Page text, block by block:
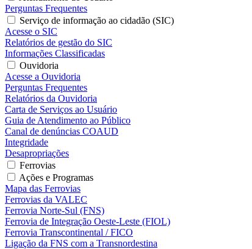
Perguntas Frequentes
Serviço de informação ao cidadão (SIC)
Acesse o SIC
Relatórios de gestão do SIC
Informações Classificadas
Ouvidoria
Acesse a Ouvidoria
Perguntas Frequentes
Relatórios da Ouvidoria
Carta de Serviços ao Usuário
Guia de Atendimento ao Público
Canal de denúncias COAUD
Integridade
Desapropriações
Ferrovias
Ações e Programas
Mapa das Ferrovias
Ferrovias da VALEC
Ferrovia Norte-Sul (FNS)
Ferrovia de Integração Oeste-Leste (FIOL)
Ferrovia Transcontinental / FICO
Ligação da FNS com a Transnordestina